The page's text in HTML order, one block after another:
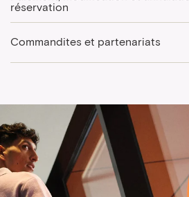
réservation
Commandites et partenariats